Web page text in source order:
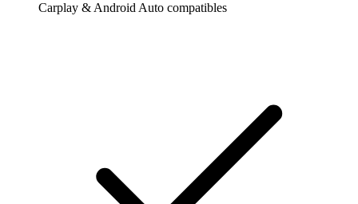
Carplay & Android Auto compatibles